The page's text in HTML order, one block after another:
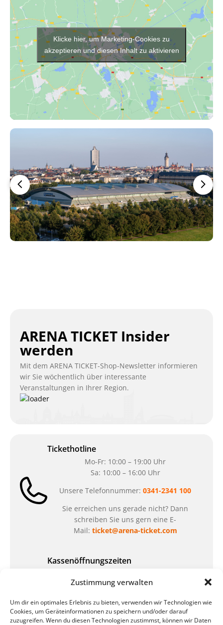
Zustimmung verwalten
Um dir ein optimales Erlebnis zu bieten, verwenden wir Technologien wie
Cookies, um Geräteinformationen zu speichern und/oder darauf
zuzugreifen. Wenn du diesen Technologien zustimmst, können wir Daten
Klicke hier, um Marketing-Cookies zu
akzeptieren und diesen Inhalt zu aktivieren
ARENA TICKET Insider
werden
Mit dem ARENA TICKET-Shop-Newsletter informieren
wir Sie wöchentlich über interessante
Veranstaltungen in Ihrer Region.
Tickethotline
Mo-Fr: 10:00 – 19:00 Uhr
Sa: 10:00 – 16:00 Uhr
Unsere Telefonnummer: 0341-2341 100
Sie erreichen uns gerade nicht? Dann
schreiben Sie uns gern eine E-
Mail: ticket@arena-ticket.com
Kassenöffnungszeiten
Montag – Freitag: 10-18 Uhr Samstag:
geschlossen